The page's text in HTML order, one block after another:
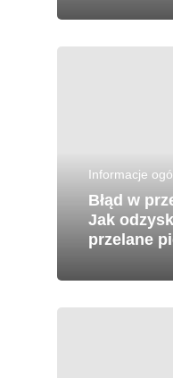
Informacje
Błąd w
Jak
przelane